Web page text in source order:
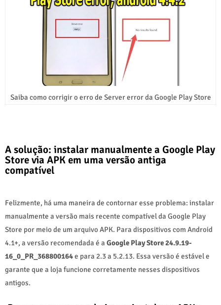
Saiba como corrigir o erro de Server error da Google Play Store
A solução: instalar manualmente a Google Play
Store via APK em uma versão antiga
compatível
Felizmente, há uma maneira de contornar esse problema: instalar
manualmente a versão mais recente compatível da Google Play
Store por meio de um arquivo APK. Para dispositivos com Android
4.1+, a versão recomendada é a Google Play Store 24.9.19-
16_0_PR_368800164e para 2.3 a 5.2.13. Essa versão é estável e
garante que a loja funcione corretamente nesses dispositivos
antigos.